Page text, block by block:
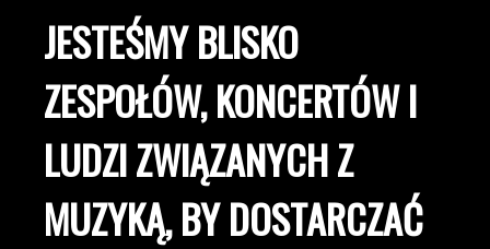
JESTEŚMY BLISKO
ZESPOŁÓW, KONCERTÓW I
LUDZI ZWIĄZANYCH Z
MUZYKĄ, BY DOSTARCZAĆ